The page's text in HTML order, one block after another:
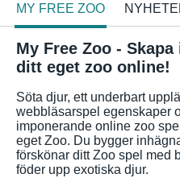
MY FREE ZOO
My Free Zoo -
ditt eget zoo online!
Söta djur, ett underbart
webbläsarspel egenskaper
imponerande online zoo
eget Zoo. Du bygger
förskönar ditt Zoo spel med
föder upp exotiska djur.